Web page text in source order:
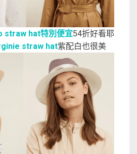
straw hat特別便宜54折好看耶
straw hat紫配白也很美